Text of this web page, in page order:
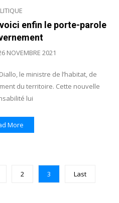
enfin le porte-parole
NOVEMBRE 2021
le ministre de l’habitat, de
du territoire. Cette nouvelle
lui
More
2 3 Last